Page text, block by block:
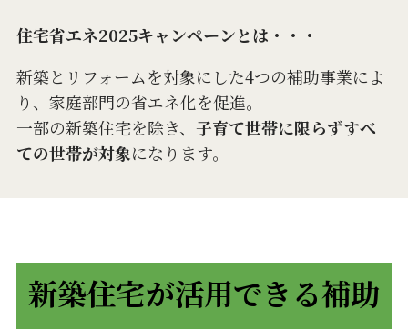
住宅省エネ2025キャンペーンとは・・・
新築とリフォームを対象にした4つの補助事業によ
り、家庭部門の省エネ化を促進。
一部の新築住宅を除き、 子育て世帯に限らずすべ
ての世帯が対象になります。
新築住宅が活用できる補助